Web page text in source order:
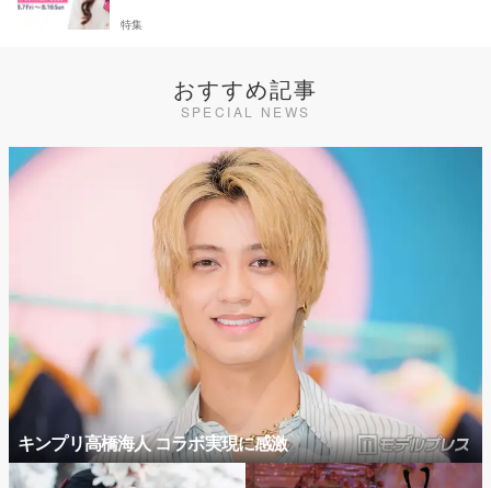
特集
おすすめ記事
SPECIAL NEWS
キンプリ高橋海人 コラボ実現に感激